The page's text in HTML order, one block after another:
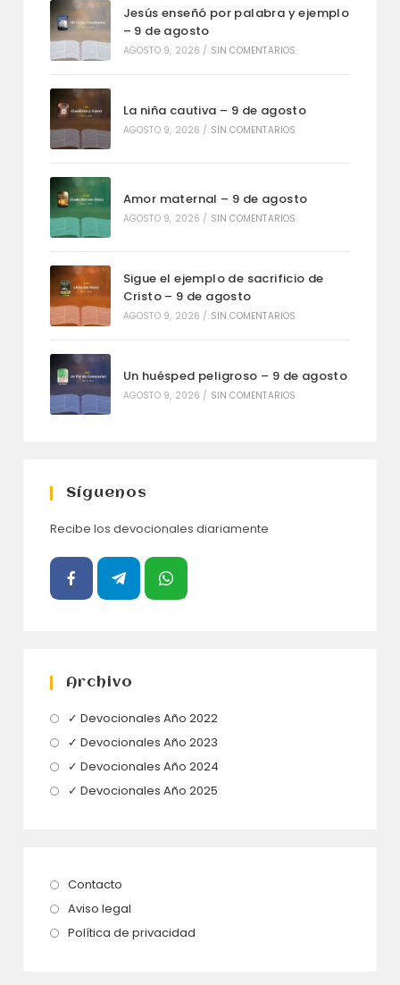
Jesús enseñó por palabra y ejemplo
– 9 de agosto
AGOSTO 9, 2026 / SIN COMENTARIOS
La niña cautiva – 9 de agosto
AGOSTO 9, 2026 / SIN COMENTARIOS
Amor maternal – 9 de agosto
AGOSTO 9, 2026 / SIN COMENTARIOS
Sigue el ejemplo de sacrificio de
Cristo – 9 de agosto
AGOSTO 9, 2026 / SIN COMENTARIOS
Un huésped peligroso – 9 de agosto
AGOSTO 9, 2026 / SIN COMENTARIOS
Síguenos
Recibe los devocionales diariamente
Archivo
✓ Devocionales Año 2022Se
✓ Devocionales Año 2023
abre
✓ Devocionales Año 2024
✓ Devocionales Año 2025
Contacto
abre
en
Aviso legal
abre
Política de privacidad